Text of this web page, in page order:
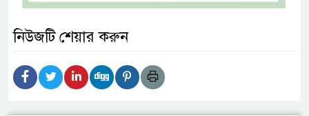
নিউজটি শেয়ার করুন